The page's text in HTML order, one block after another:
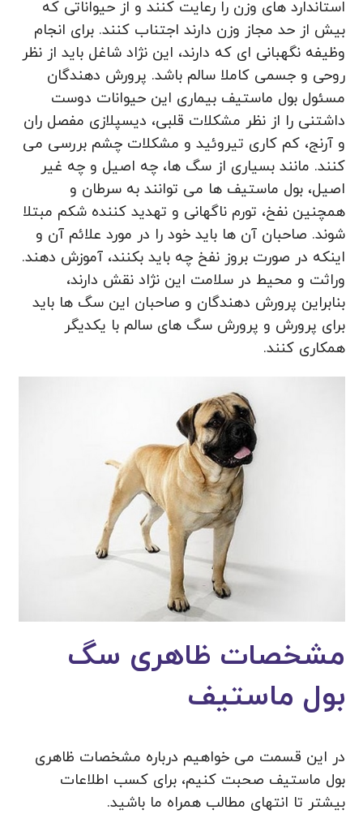
استاندارد های وزن را رعایت کنند و از حیواناتی که
بیش از حد مجاز وزن دارند اجتناب کنند. برای انجام
وظیفه نگهبانی ای که دارند، این نژاد شاغل باید از نظر
روحی و جسمی کاملا سالم باشد. پرورش دهندگان
مسئول بول ماستیف بیماری این حیوانات دوست
داشتنی را از نظر مشکلات قلبی، دیسپلازی مفصل ران
و آرنج، کم کاری تیروئید و مشکلات چشم بررسی می
کنند. مانند بسیاری از سگ‌ ها، چه اصیل و چه غیر
اصیل، بول ماستیف‌ ها می‌ توانند به سرطان و
همچنین نفخ، تورم ناگهانی و تهدید کننده شکم مبتلا
شوند. صاحبان آن ها باید خود را در مورد علائم آن و
اینکه در صورت بروز نفخ چه باید بکنند، آموزش دهند.
وراثت و محیط در سلامت این نژاد نقش دارند،
بنابراین پرورش دهندگان و صاحبان این سگ ها باید
برای پرورش و پرورش سگ های سالم با یکدیگر
همکاری کنند.
مشخصات ظاهری سگ
بول ماستیف
در این قسمت می خواهیم درباره مشخصات ظاهری
بول ماستیف صحبت کنیم، برای کسب اطلاعات
بیشتر تا انتهای مطالب همراه ما باشید.